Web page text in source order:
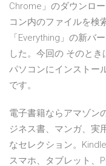
Chrome」のダウンロ
コン内のファイルを検
「Everything」の新バ
した。今回の そのと
パソコンにインストー
です。
電子書籍ならアマゾン
ジネス書、マンガ、実
なセレクション。
スマホ、タブレット、